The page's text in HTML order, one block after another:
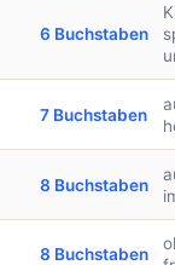
6 Buchstaben
7 Buchstaben
8 Buchstaben
8 Buchstaben